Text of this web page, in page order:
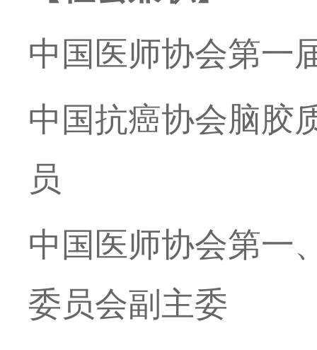
中国医师协会第一
中国抗癌协会脑胶
员
中国医师协会第一
委员会副主委